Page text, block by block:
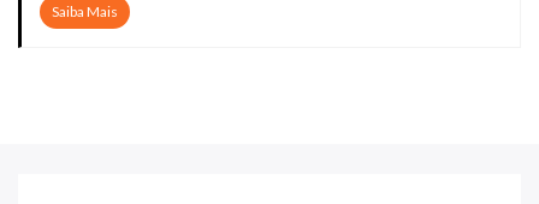
Saiba Mais